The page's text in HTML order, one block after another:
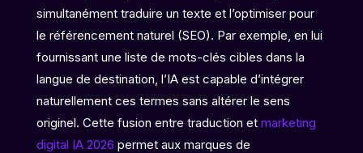
simultanément traduire un texte et l’optimiser pour
le référencement naturel (SEO). Par exemple, en lui
fournissant une liste de mots-clés cibles dans la
langue de destination, l’IA est capable d’intégrer
naturellement ces termes sans altérer le sens
originel. Cette fusion entre traduction et marketing
digital IA 2026 permet aux marques de